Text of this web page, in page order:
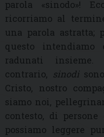
parola «sinodo»!
ricorriamo al
una parola astratta;
questo
radunati insieme.
contrario, sinodi
Cristo, nostro
siamo noi,
contesto, di persone
possiamo leggere